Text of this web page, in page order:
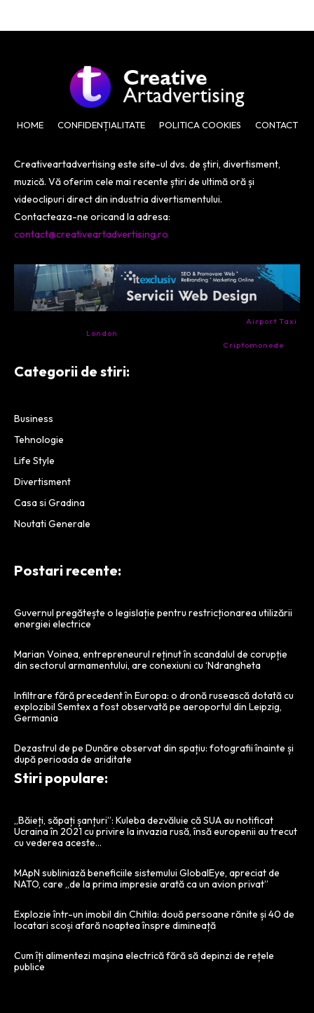
HOME CONFIDENȚIALITATE POLITICA COOKIES CONTACT
Creativeartadvertising este site-ul dvs. de știri, divertisment,
muzică. Vă oferim cele mai recente știri de ultimă oră și
videoclipuri direct din industria divertismentului.
Contacteaza-ne oricand la adresa:
contact@creativeartadvertising.ro
Airport Taxi
London
Criptomonede
Categorii de stiri:
Business
Tehnologie
Life Style
Divertisment
Casa si Gradina
Noutati Generale
Postari recente:
Guvernul pregătește o legislație pentru restricționarea utilizării
energiei electrice
Marian Voinea, entrepreneurul reținut în scandalul de corupție
din sectorul armamentului, are conexiuni cu ‘Ndrangheta
Infiltrare fără precedent în Europa: o dronă rusească dotată cu
explozibil Semtex a fost observată pe aeroportul din Leipzig,
Germania
Dezastrul de pe Dunăre observat din spațiu: fotografii înainte și
după perioada de ariditate
Stiri populare:
„Băieți, săpați șanțuri”: Kuleba dezvăluie că SUA au notificat
Ucraina în 2021 cu privire la invazia rusă, însă europenii au trecut
cu vederea aceste...
MApN subliniază beneficiile sistemului GlobalEye, apreciat de
NATO, care „de la prima impresie arată ca un avion privat”
Explozie într-un imobil din Chitila: două persoane rănite și 40 de
locatari scoși afară noaptea înspre dimineață
Cum îți alimentezi mașina electrică fără să depinzi de rețele
publice